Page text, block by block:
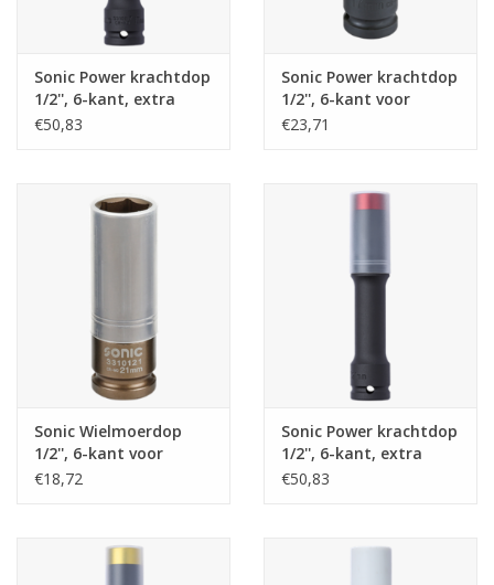
Handgereedschap
Luchtgereedschap
Sonic Power krachtdop
1/2'', 6-kant, extra
lang, 17mm
€50,83
Sonic Power krachtdop
1/2'', 6-kant voor
aluminium velgen
€23,71
Sonic Wielmoerdop
1/2'', 6-kant voor
aluminium velgen
€18,72
Sonic Power krachtdop
1/2'', 6-kant, extra
lang, 21mm
€50,83